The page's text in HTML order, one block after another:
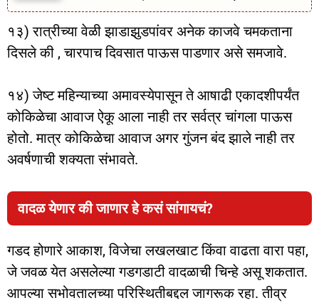
१३) रात्रीच्या वेळी झाडाझुडपांवर अनेक काजवे चमकताना
दिसले की , चारपाच दिवसात पाऊस पाडणार असे समजावे.
१४) जेष्ट महिन्याच्या अमावस्येपासून ते आषाढी एकादशीपर्यंत
कोकिळेचा आवाज ऐकू आला नाही तर सर्वत्र चांगला पाऊस
होतो. मात्र कोकिळेचा आवाज अगर गुंजन बंद झाले नाही तर
अवर्षणाची शक्यता संभावते.
वादळ येणार की जाणार हे कसं सांगायचं?
गडद होणारे आकाश, विजेचा लखलखाट किंवा वाढता वारा पहा,
जे जवळ येत असलेल्या गडगडाटी वादळाची चिन्हे असू शकतात.
आपल्या सभोवतालच्या परिस्थितीबद्दल जागरूक रहा. तीव्र